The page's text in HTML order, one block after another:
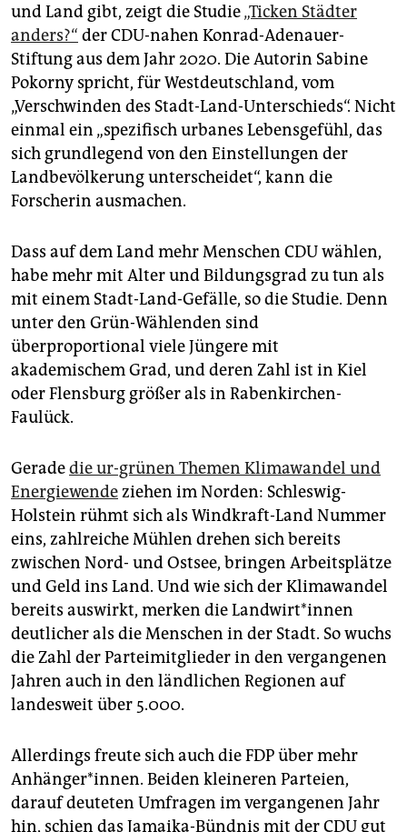
und Land gibt, zeigt die Studie„Ticken Städter
anders?“ der CDU-nahen Konrad-Adenauer-
Stiftung aus dem Jahr 2020. Die Autorin Sabine
Pokorny spricht, für Westdeutschland, vom
„Verschwinden des Stadt-Land-Unterschieds“. Nicht
einmal ein „spezifisch urbanes Lebensgefühl, das
sich grundlegend von den Einstellungen der
Landbevölkerung unterscheidet“, kann die
Forscherin ausmachen.
Dass auf dem Land mehr Menschen CDU wählen,
habe mehr mit Alter und Bildungsgrad zu tun als
mit einem Stadt-Land-Gefälle, so die Studie. Denn
unter den Grün-Wählenden sind
überproportional viele Jüngere mit
akademischem Grad, und deren Zahl ist in Kiel
oder Flensburg größer als in Rabenkirchen-
Faulück.
Geradedie ur-grünen Themen Klimawandel und
Energiewendeziehen im Norden: Schleswig-
Holstein rühmt sich als Windkraft-Land Nummer
eins, zahlreiche Mühlen drehen sich bereits
zwischen Nord- und Ostsee, bringen Arbeitsplätze
und Geld ins Land. Und wie sich der Klimawandel
bereits auswirkt, merken die Land­wir­t*in­nen
deutlicher als die Menschen in der Stadt. So wuchs
die Zahl der Parteimitglieder in den vergangenen
Jahren auch in den ländlichen Regionen auf
landesweit über 5.000.
Allerdings freute sich auch die FDP über mehr
Anhänger*innen. Beiden kleineren Parteien,
darauf deuteten Umfragen im vergangenen Jahr
hin, schien das Jamaika-Bündnis mit der CDU gut